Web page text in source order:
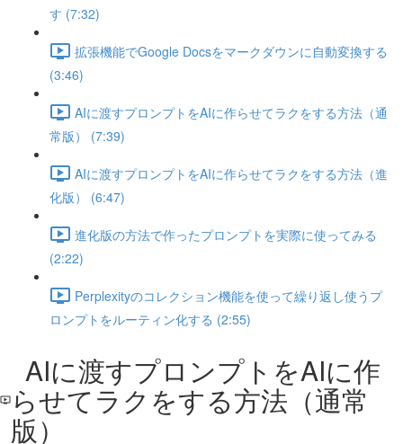
す (7:32)
拡張機能でGoogle Docsをマークダウンに自動変換する
(3:46)
AIに渡すプロンプトをAIに作らせてラクをする方法（通
常版） (7:39)
AIに渡すプロンプトをAIに作らせてラクをする方法（進
化版） (6:47)
進化版の方法で作ったプロンプトを実際に使ってみる
(2:22)
Perplexityのコレクション機能を使って繰り返し使うプ
ロンプトをルーティン化する (2:55)
AIに渡すプロンプトをAIに作
らせてラクをする方法（通常
版）